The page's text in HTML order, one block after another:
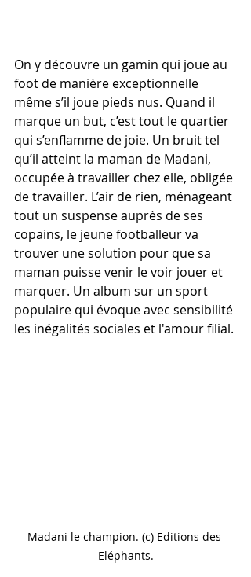
On y découvre un gamin qui joue au
foot de manière exceptionnelle
même s’il joue pieds nus. Quand il
marque un but, c’est tout le quartier
qui s’enflamme de joie. Un bruit tel
qu’il atteint la maman de Madani,
occupée à travailler chez elle, obligée
de travailler. L’air de rien, ménageant
tout un suspense auprès de ses
copains, le jeune footballeur va
trouver une solution pour que sa
maman puisse venir le voir jouer et
marquer. Un album sur un sport
populaire qui évoque avec sensibilité
les inégalités sociales et l'amour filial.
Madani le champion. (c) Editions des
Eléphants.